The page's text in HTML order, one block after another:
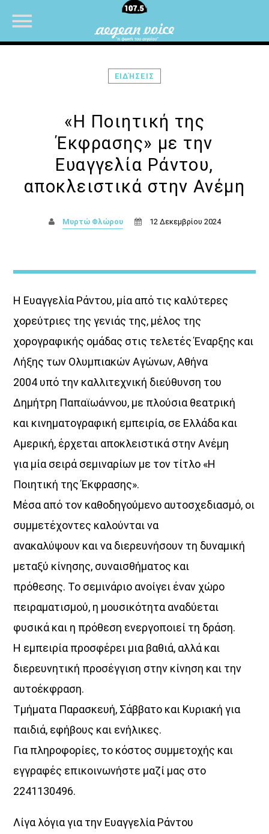
Κοιμάστε με άλλους, ξυπνάτε μαζί
μου
<div [...]
UPCOMING SHOWS
Κοιμάστε με άλλους, ξυπνάτε μαζί μου
07:00
08:30
«Στο βάθος κήπος»
08:30
22:00
Σημεία & Τέρατα
Μέρα Μεσημέρι
12:00
14:00
ΕΙΔΉΣΕΙΣ
«Η Ποιητική της
Έκφρασης» με την
Ευαγγελία Ράντου,
αποκλειστικά στην Ανέμη
Μυρτώ Φλώρου 12 Δεκεμβρίου 2024
Η Ευαγγελία Ράντου, μία από τις καλύτερες
χορεύτριες της γενιάς της, μέλος της
χορογραφικής ομάδας στις τελετές Έναρξης και
Λήξης των Ολυμπιακών Αγώνων, Αθήνα
2004 υπό την καλλιτεχνική διεύθυνση του
Δημήτρη Παπαϊωάννου, με πλούσια θεατρική
και κινηματογραφική εμπειρία, σε Ελλάδα και
Αμερική, έρχεται αποκλειστικά στην Ανέμη
για μία σειρά σεμιναρίων με τον τίτλο «Η
Ποιητική της Έκφρασης».
Μέσα από τον καθοδηγούμενο αυτοσχεδιασμό, οι
συμμετέχοντες καλούνται να
ανακαλύψουν και να διερευνήσουν τη δυναμική
μεταξύ κίνησης, συναισθήματος και
πρόθεσης. Το σεμινάριο ανοίγει έναν χώρο
πειραματισμού, η μουσικότητα αναδύεται
φυσικά και η πρόθεση ενεργοποιεί τη δράση.
Η εμπειρία προσφέρει μια βαθιά, αλλά και
διερευνητική προσέγγιση στην κίνηση και την
αυτοέκφραση.
Τμήματα Παρασκευή, Σάββατο και Κυριακή για
παιδιά, εφήβους και ενήλικες.
Για πληροφορίες, το κόστος συμμετοχής και
εγγραφές επικοινωνήστε μαζί μας στο
2241130496.
Λίγα λόγια για την Ευαγγελία Ράντου